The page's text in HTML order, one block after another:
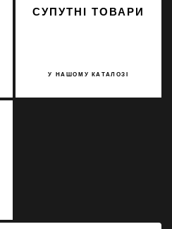
У НАШОМУ КАТАЛОЗІ
СУПУТНІ ТОВАРИ